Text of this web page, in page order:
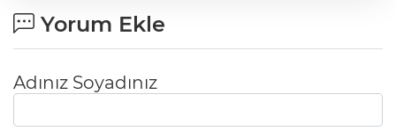
Yorum Ekle
Adınız Soyadınız